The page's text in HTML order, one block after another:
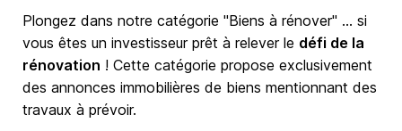
Plongez dans notre catégorie "Biens à rénover" … si
vous êtes un investisseur prêt à relever le défi de la
rénovation ! Cette catégorie propose exclusivement
des annonces immobilières de biens mentionnant des
travaux à prévoir.